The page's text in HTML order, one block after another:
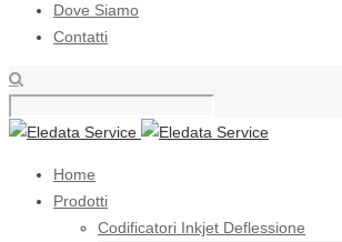
Dove Siamo
Contatti
Home
Prodotti
Codificatori Inkjet Deflessione